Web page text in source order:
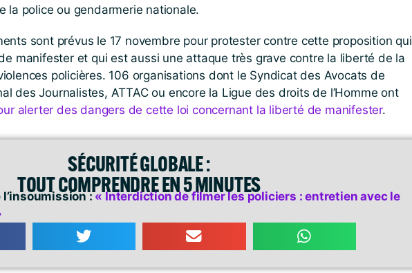
la police ou gendarmerie nationale.
sont prévus le 17 novembre pour protester contre cette proposition qui
manifester et qui est aussi une attaque très grave contre la liberté de la
policières. 106 organisations dont le Syndicat des Avocats de
des Journalistes, ATTAC ou encore la Ligue des droits de l’Homme ont
alerter des dangers de cette loi concernant la liberté de manifester.
SÉCURITÉ GLOBALE :
TOUT COMPRENDRE EN 5 MINUTES
l’insoumission :« Interdiction de filmer les policiers : entretien avec le